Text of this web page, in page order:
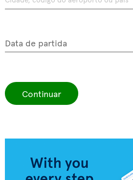
Data de partida
Continuar